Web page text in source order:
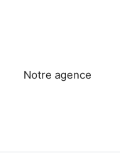
Notre agence